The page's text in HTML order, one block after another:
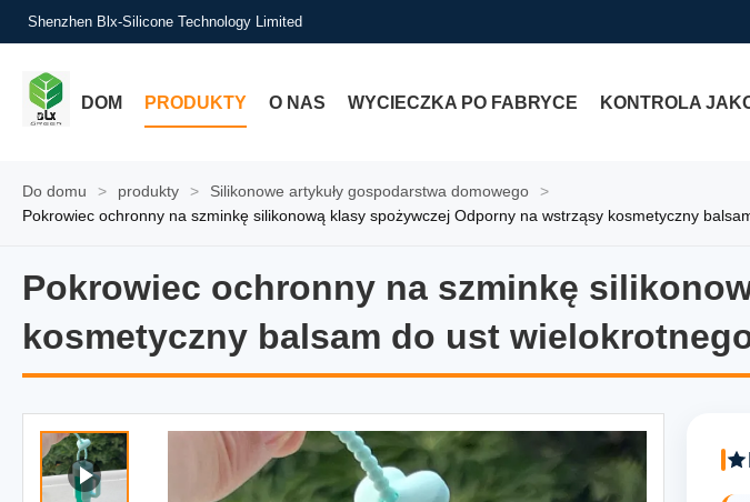
Shenzhen Blx-Silicone Technology Limited
DOM PRODUKTY O NAS WYCIECZKA PO FABRYCE KONTROLA
Do domu > produkty > Silikonowe artykuły gospodarstwa domowego
>
Pokrowiec ochronny na szminkę silikonową klasy spożywczej Odporny na wstrząsy kosmetyczny
Pokrowiec ochronny na szminkę
kosmetyczny balsam do ust
Pokrowiec ochronny na szminkę